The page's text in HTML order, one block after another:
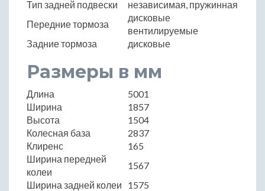
Тип задней подвески
независимая, пружинная
Передние тормоза
дисковые
вентилируемые
Задние тормоза
дисковые
Размеры в мм
Длина
5001
Ширина
1857
Высота
1504
Колесная база
2837
Клиренс
165
Ширина передней
колеи
1567
Ширина задней колеи
1575